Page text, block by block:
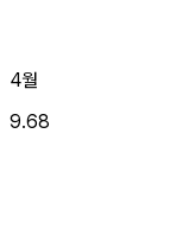
4월
9.68